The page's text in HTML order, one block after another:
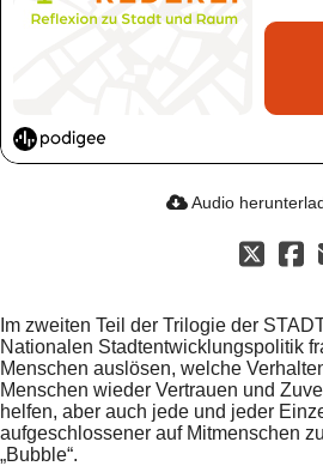
Audio
Im zweiten Teil der Trilogie der
Nationalen Stadtentwicklungspolitik
Menschen auslösen, welche
Menschen wieder Vertrauen und
helfen, aber auch jede und jeder
aufgeschlossener auf Mitmenschen
„Bubble“.